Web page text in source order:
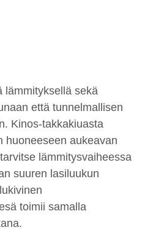
lämmityksellä sekä
että tunnelmallisen
Kinos-takkakiuasta
huoneeseen aukeavan
lämmitysvaiheessa
suuren lasiluukun
toimii samalla